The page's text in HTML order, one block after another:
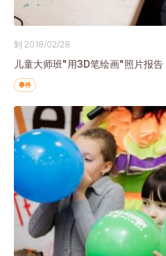
到 2018/02/28
儿童大师班"用3D笔绘画"照片报告
事件